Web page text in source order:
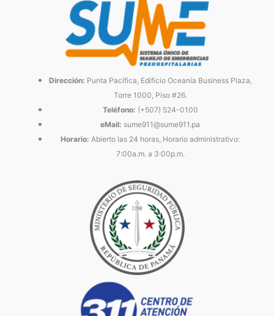
Dirección: Punta Pacífica, Edificio Oceanía Business Plaza,
Torre 1000, Piso #26.
Teléfono: (+507) 524-0100
eMail: sume911@sume911.pa
Horario: Abierto las 24 horas, Horario administrativo:
7:00a.m. a 3:00p.m.